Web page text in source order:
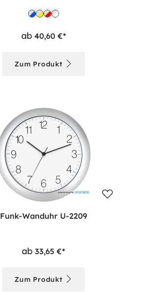
ab 40,60 €*
Zum Produkt
Funk-Wanduhr U-2209
ab 33,65 €*
Zum Produkt